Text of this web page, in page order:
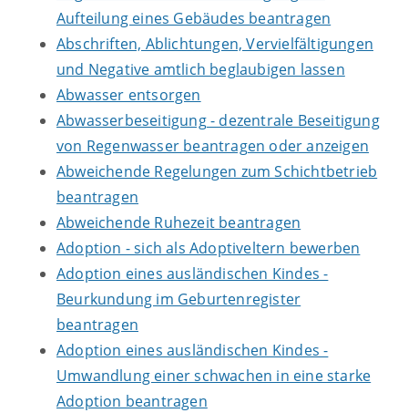
Aufteilung eines Gebäudes beantragen
Abschriften, Ablichtungen, Vervielfältigungen
und Negative amtlich beglaubigen lassen
Abwasser entsorgen
Abwasserbeseitigung - dezentrale Beseitigung
von Regenwasser beantragen oder anzeigen
Abweichende Regelungen zum Schichtbetrieb
beantragen
Abweichende Ruhezeit beantragen
Adoption - sich als Adoptiveltern bewerben
Adoption eines ausländischen Kindes -
Beurkundung im Geburtenregister
beantragen
Adoption eines ausländischen Kindes -
Umwandlung einer schwachen in eine starke
Adoption beantragen